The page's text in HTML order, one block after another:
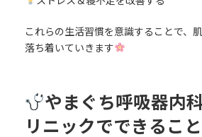
これらの生活習慣を意識することで、
落ち着いていきます
やまぐち呼吸器内
リニックでできること